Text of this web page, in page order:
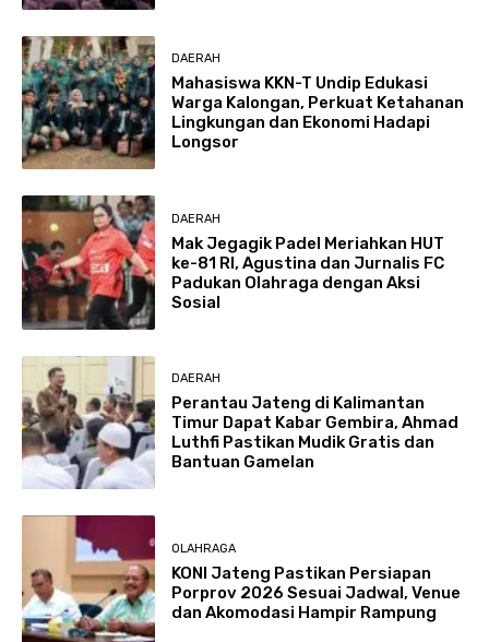
DAERAH
Mahasiswa KKN-T Undip Edukasi
Warga Kalongan, Perkuat Ketahanan
Lingkungan dan Ekonomi Hadapi
Longsor
DAERAH
Mak Jegagik Padel Meriahkan HUT
ke-81 RI, Agustina dan Jurnalis FC
Padukan Olahraga dengan Aksi
Sosial
DAERAH
Perantau Jateng di Kalimantan
Timur Dapat Kabar Gembira, Ahmad
Luthfi Pastikan Mudik Gratis dan
Bantuan Gamelan
OLAHRAGA
KONI Jateng Pastikan Persiapan
Porprov 2026 Sesuai Jadwal, Venue
dan Akomodasi Hampir Rampung